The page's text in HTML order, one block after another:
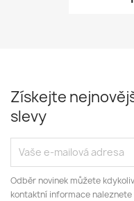
Získejte
slevy
Odběr novinek můžete
kontaktní informace naleznete